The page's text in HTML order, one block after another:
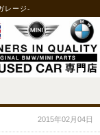
レージ-
2015年02月04日